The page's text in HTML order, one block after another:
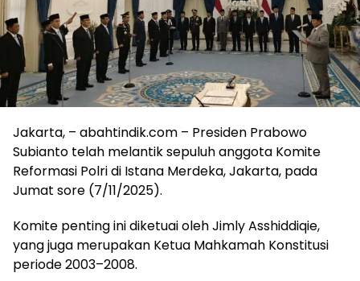
​Jakarta, – abahtindik.com – Presiden Prabowo
Subianto telah melantik sepuluh anggota Komite
Reformasi Polri di Istana Merdeka, Jakarta, pada
Jumat sore (7/11/2025).
Komite penting ini diketuai oleh Jimly Asshiddiqie,
yang juga merupakan Ketua Mahkamah Konstitusi
periode 2003–2008.